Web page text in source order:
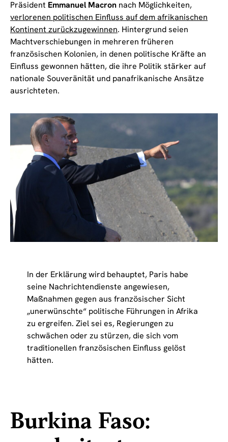
Präsident Emmanuel Macron nach Möglichkeiten,
verlorenen politischen Einfluss auf dem afrikanischen
Kontinent zurückzugewinnen. Hintergrund seien
Machtverschiebungen in mehreren früheren
französischen Kolonien, in denen politische Kräfte an
Einfluss gewonnen hätten, die ihre Politik stärker auf
nationale Souveränität und panafrikanische Ansätze
ausrichteten.
In der Erklärung wird behauptet, Paris habe
seine Nachrichtendienste angewiesen,
Maßnahmen gegen aus französischer Sicht
„unerwünschte“ politische Führungen in Afrika
zu ergreifen. Ziel sei es, Regierungen zu
schwächen oder zu stürzen, die sich vom
traditionellen französischen Einfluss gelöst
hätten.
Burkina Faso: